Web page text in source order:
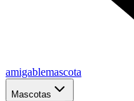
amigablemascota
Mascotas